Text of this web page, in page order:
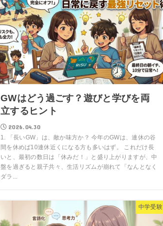
GWはどう過ごす？遊びと学びを両
立するヒント
2026.04.30
1. 「長いGW」は、敵か味方か？ 今年のGWは、連休の谷
間を休めば10連休近くになる方も多いはず。 これだけ長
いと、最初の数日は「休みだ！」と盛り上がりますが、中
盤を過ぎると親子共々、生活リズムが崩れて「なんとなく
ダラ...
中学受験